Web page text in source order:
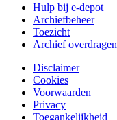
Hulp bij e-depot
Archiefbeheer
Toezicht
Archief overdragen
Disclaimer
Cookies
Voorwaarden
Privacy
Toegankelijkheid